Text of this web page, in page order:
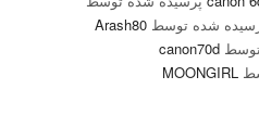
شده توسط Arash80
canon70d
MOONGIRL